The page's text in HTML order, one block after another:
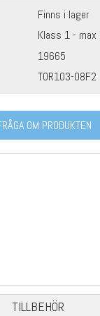
Finns i lager
Klass 1 - max
19665
TOR103-08F2
OM PRODUKTEN
TILLBEHÖR